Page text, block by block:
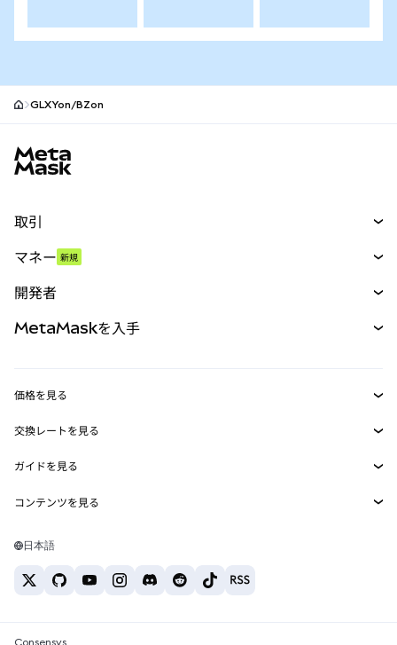
GLXYon/BZon
取引
パーペチュアル
RWA
マネー 新規
開発者
MetaMask Connect
Snaps
Web3サービス
MetaMaskを入手
セキュリティ
サポート
キャリア
お問い合わせ
価格を見る
イーサリアムの価格
Solanaの価格
Tetherの価格
交換レートを見る
ETH→USD
USDT→INR
BTC→INR
ETH→USDT
ガイドを見る
ETHの購入
USDTの購入
SHIBの購入
コンテンツを見る
Solanaウォレット
日本語
Consensys